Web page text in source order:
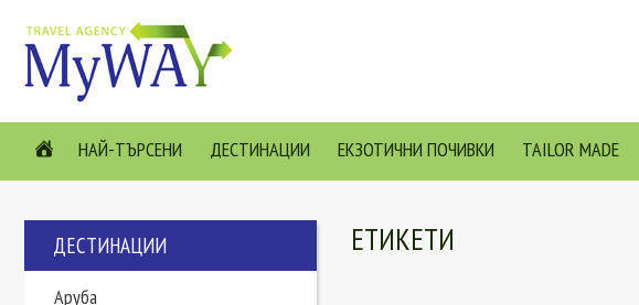
НАЙ-ТЪРСЕНИ ДЕСТИНАЦИИ ЕКЗОТИЧНИ ПОЧИВКИ TAILOR MADE
ДЕСТИНАЦИИ
Аруба
ЕТИКЕТИ